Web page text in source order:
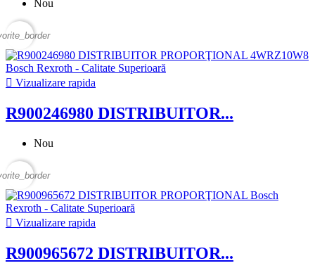
Nou
 Vizualizare rapida
R900246980 DISTRIBUITOR...
Nou
 Vizualizare rapida
R900965672 DISTRIBUITOR...